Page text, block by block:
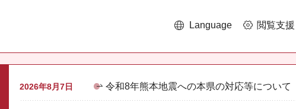
Language 閲覧支援
2026年8月7日 令和8年熊本地震への本県の対応等について